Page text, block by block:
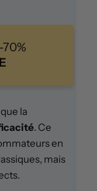
la
. Ce
en
mais